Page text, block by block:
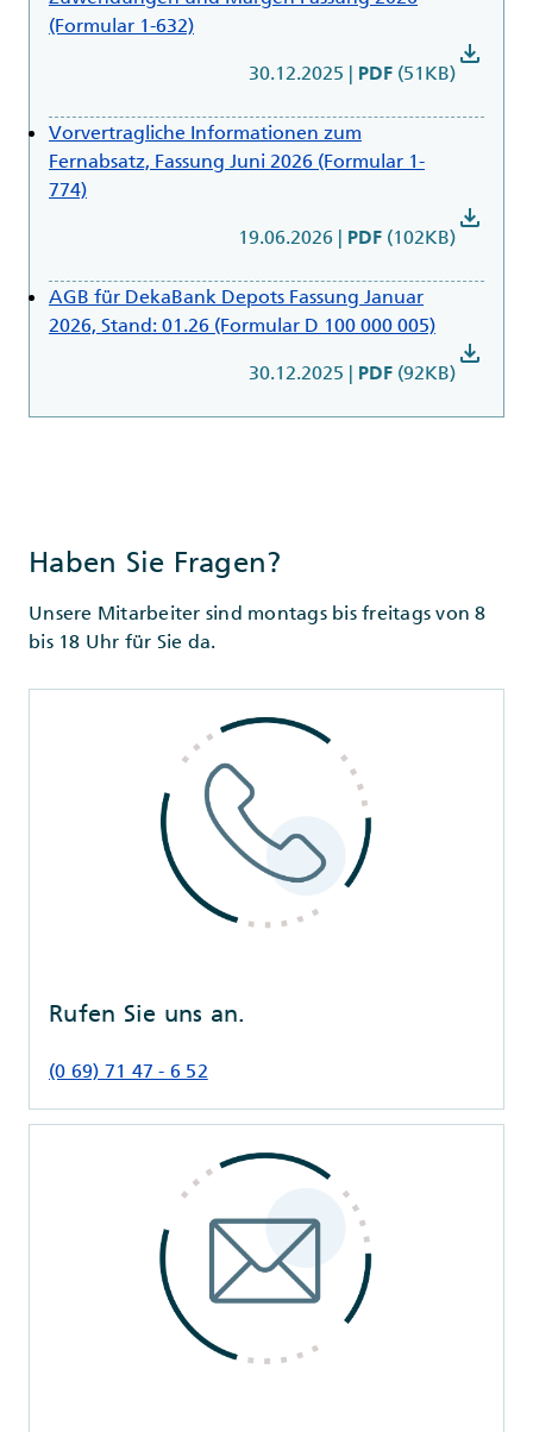
(Formular 1-632)
30.12.2025 | PDF (51KB)
download
Vorvertragliche Informationen zum
Fernabsatz, Fassung Juni 2026 (Formular 1-
774)
19.06.2026 | PDF (102KB)
download
AGB für DekaBank Depots Fassung Januar
2026, Stand: 01.26 (Formular D 100 000 005)
30.12.2025 | PDF (92KB)
download
Haben Sie Fragen?
Unsere Mitarbeiter sind montags bis freitags von 8
bis 18 Uhr für Sie da.
Rufen Sie uns an.
(0 69) 71 47 - 6 52